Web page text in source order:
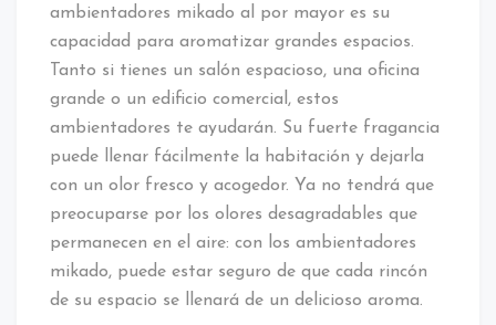
ambientadores mikado al por mayor es su
capacidad para aromatizar grandes espacios.
Tanto si tienes un salón espacioso, una oficina
grande o un edificio comercial, estos
ambientadores te ayudarán. Su fuerte fragancia
puede llenar fácilmente la habitación y dejarla
con un olor fresco y acogedor. Ya no tendrá que
preocuparse por los olores desagradables que
permanecen en el aire: con los ambientadores
mikado, puede estar seguro de que cada rincón
de su espacio se llenará de un delicioso aroma.